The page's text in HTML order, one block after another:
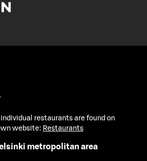
restaurants are found on
website: Restaurants
metropolitan area